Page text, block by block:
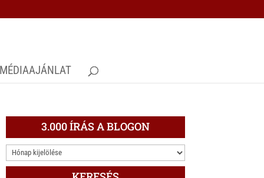
MÉDIAAJÁNLAT
3.000 ÍRÁS A BLOGON
3.000
ÍRÁS